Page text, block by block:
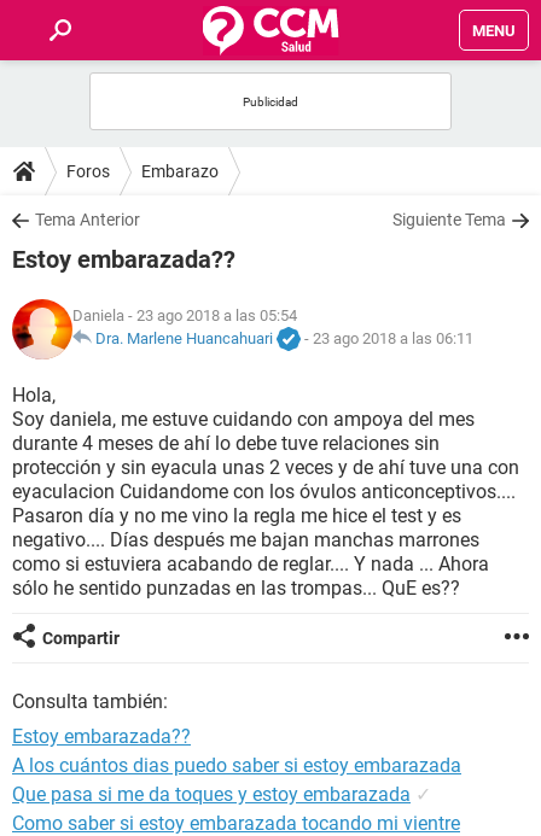
MENU
FOROS
SALUD
FAMILIA
NUTRICIÓN
BIENESTAR
SEXUALIDAD
GLOSARIO
Foros Embarazo
Tema Anterior Siguiente Tema
Estoy embarazada??
Daniela - 23 ago 2018 a las 05:54
Dra. Marlene Huancahuari
- 23 ago 2018 a las 06:11
Hola,
Soy daniela, me estuve cuidando con ampoya del mes
durante 4 meses de ahí lo debe tuve relaciones sin
protección y sin eyacula unas 2 veces y de ahí tuve una con
eyaculacion Cuidandome con los óvulos anticonceptivos....
Pasaron día y no me vino la regla me hice el test y es
negativo.... Días después me bajan manchas marrones
como si estuviera acabando de reglar.... Y nada ... Ahora
sólo he sentido punzadas en las trompas... QuE es??
Compartir
Consulta también:
Estoy embarazada??
A los cuántos dias puedo saber si estoy embarazada
Que pasa si me da toques y estoy embarazada ✓
Como saber si estoy embarazada tocando mi vientre